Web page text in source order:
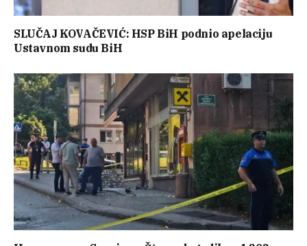
SLUČAJ KOVAČEVIĆ: HSP BiH podnio apelaciju
Ustavnom sudu BiH